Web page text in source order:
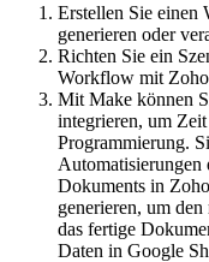
Erstellen Sie
generieren oder
Richten Sie ein
Workflow mit
Mit Make können
integrieren, um
Programmierung.
Automatisierungen
Dokuments in
generieren, um
das fertige
Daten in Google